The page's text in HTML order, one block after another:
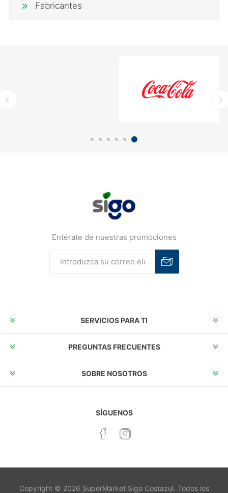
Fabricantes
Entérate de nuestras promociones
SERVICIOS PARA TI
PREGUNTAS FRECUENTES
SOBRE NOSOTROS
SÍGUENOS
Copyright © 2026 SuperMarket Sigo Costazul. Todos los